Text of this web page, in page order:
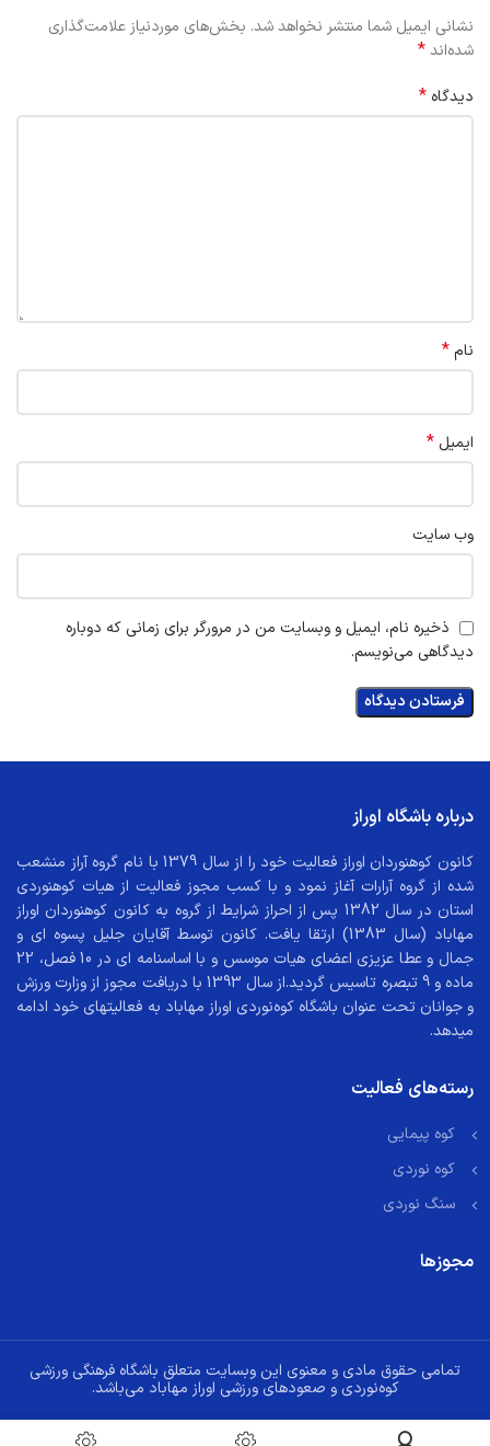
نشانی ایمیل شما منتشر نخواهد شد. بخش‌های موردنیاز علامت‌گذاری
شده‌اند*
دیدگاه *
نام*
ایمیل *
وب‌ سایت
ذخیره نام، ایمیل و وبسایت من در مرورگر برای زمانی که دوباره
دیدگاهی می‌نویسم.
درباره باشگاه اوراز
کانون کوهنوردان اوراز فعالیت خود را از سال 1379 با نام گروه آراز منشعب
شده از گروه آرارات آغاز نمود و با کسب مجوز فعالیت از هیات کوهنوردی
استان در سال 1382 پس از احراز شرایط از گروه به کانون کوهنوردان اوراز
مهاباد (سال 1383) ارتقا یافت. کانون توسط آقایان جلیل پسوه ای و
جمال و عطا عزیزی اعضای هیات موسس و با اساسنامه ای در 10 فصل، 22
ماده و 9 تبصره تاسیس گردید.از سال 1393 با دریافت مجوز از وزارت ورزش
و جوانان تحت عنوان باشگاه کوه‌نوردی اوراز مهاباد به فعالیتهای خود ادامه
میدهد.
رسته‌های فعالیت
کوه پیمایی
کوه نوردی
سنگ نوردی
مجوزها
تمامی حقوق مادی و معنوی این وبسایت متعلق باشگاه فرهنگی ورزشی
کوه‌نوردی و صعودهای ورزشی اوراز مهاباد می‌باشد.